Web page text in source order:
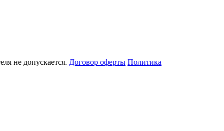
не допускается. Договор оферты Политика